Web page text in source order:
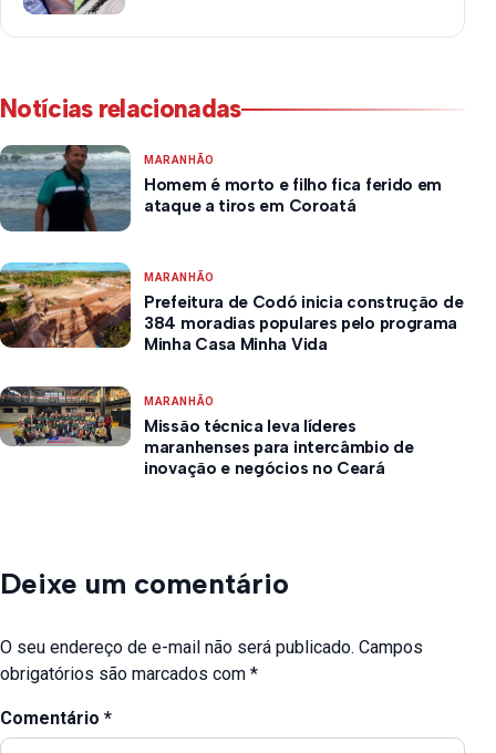
Notícias relacionadas
MARANHÃO
Homem é morto e filho fica ferido em
ataque a tiros em Coroatá
MARANHÃO
Prefeitura de Codó inicia construção de
384 moradias populares pelo programa
Minha Casa Minha Vida
MARANHÃO
Missão técnica leva líderes
maranhenses para intercâmbio de
inovação e negócios no Ceará
Deixe um comentário
O seu endereço de e-mail não será publicado. Campos
obrigatórios são marcados com *
Comentário *